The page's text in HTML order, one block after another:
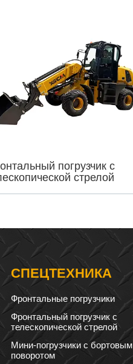
погрузчик с
стрелой
СПЕЦТЕХНИКА
Фронтальные погрузчики
Фронтальный погрузчик с
телескопической стрелой
Мини-погрузчики с бортовым
поворотом